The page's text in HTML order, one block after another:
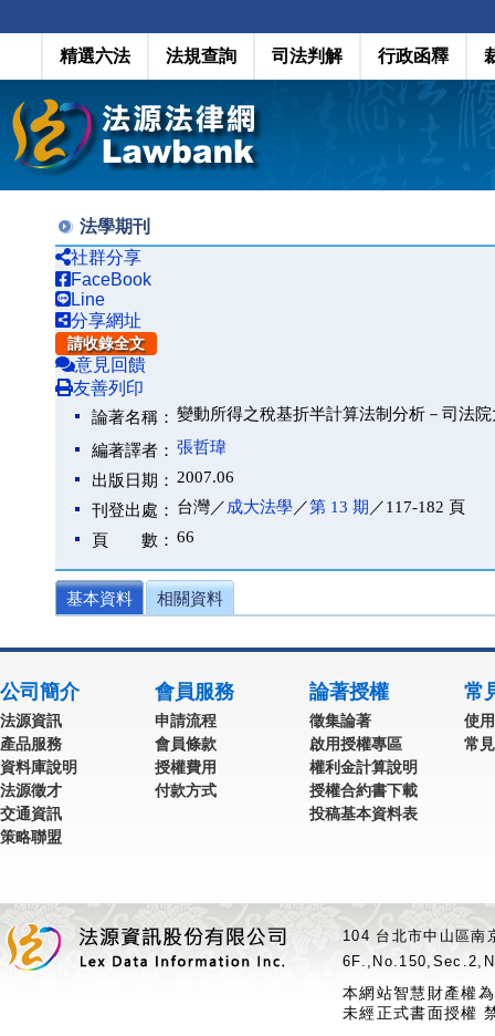
精選六法 法規查詢 司法判解 行政函釋
法學期刊
社群分享
FaceBook
Line
分享網址
請收錄全文
意見回饋
友善列印
論著名稱： 變動所得之稅基折半計算法制分析－司法
編著譯者： 張哲瑋
出版日期： 2007.06
刊登出處： 台灣／ 成大法學／第 13 期 ／117-182 頁
頁 數： 66
基本資料 相關資料
公司簡介
法源資訊
產品服務
資料庫說明
法源徵才
交通資訊
策略聯盟
會員服務
申請流程
會員條款
授權費用
付款方式
論著授權
徵集論著
啟用授權專區
權利金計算說明
授權合約書下載
投稿基本資料表
常
使
常
104 台北市中山區
本網站智慧財產權
未經正式書面授權